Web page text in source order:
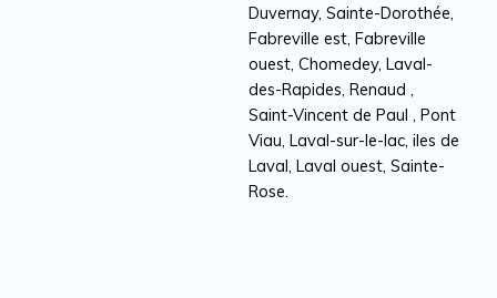
Duvernay, Sainte-Dorothée,
Fabreville est, Fabreville
ouest, Chomedey, Laval-
des-Rapides, Renaud ,
Saint-Vincent de Paul , Pont
Viau, Laval-sur-le-lac, iles de
Laval, Laval ouest, Sainte-
Rose.